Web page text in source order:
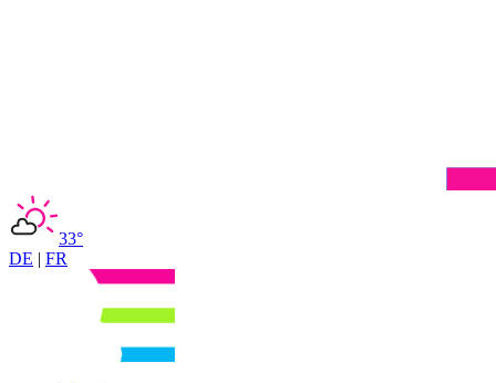
33°
DE | FR